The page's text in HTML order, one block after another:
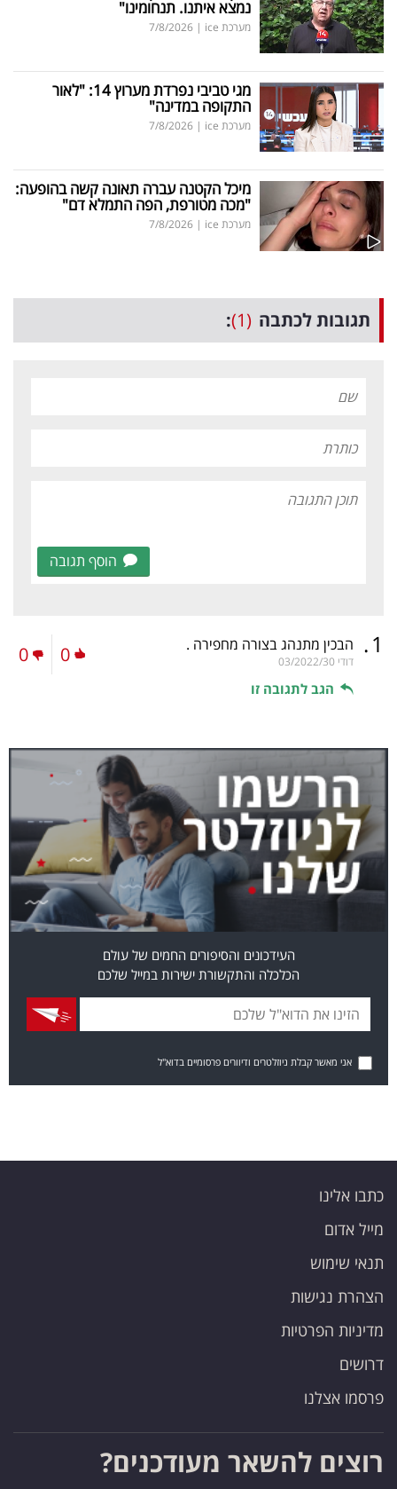
נמצא איתנו. תנחומינו"
מערכת ice |
7/8/2026
מגי טביבי נפרדת מערוץ 14: "לאור
התקופה במדינה"
מערכת ice |
7/8/2026
מיכל הקטנה עברה תאונה קשה בהופעה:
"מכה מטורפת, הפה התמלא דם"
מערכת ice |
7/8/2026
תגובות לכתבה (1)
:
הוסף תגובה
1
. הבכין מתנהג בצורה מחפירה .
דודי 03/2022/30
הגב לתגובה זו
0
0
העידכונים והסיפורים החמים של עולם
הכלכלה והתקשורת ישירות במייל שלכם
אני מאשר קבלת ניוזלטרים ודיוורים פרסומיים בדוא"ל
כתבו אלינו
מייל אדום
תנאי שימוש
הצהרת נגישות
מדיניות הפרטיות
דרושים
פרסמו אצלנו
רוצים להשאר מעודכנים?